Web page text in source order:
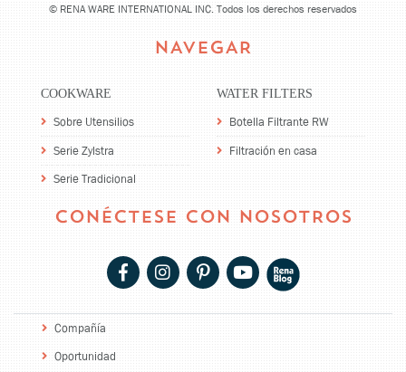
© RENA WARE INTERNATIONAL INC. Todos los derechos reservados
NAVEGAR
COOKWARE
Sobre Utensilios
Serie Zylstra
Serie Tradicional
WATER FILTERS
Botella Filtrante RW
Filtración en casa
CONÉCTESE CON NOSOTROS
Compañía
Oportunidad